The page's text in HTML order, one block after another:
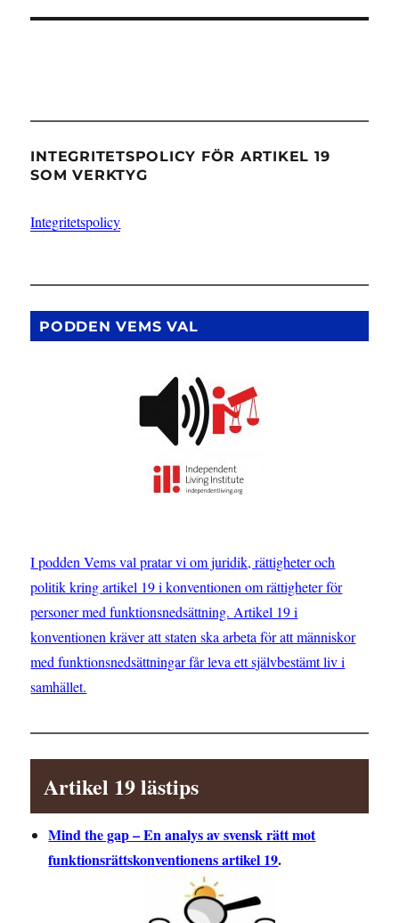
INTEGRITETSPOLICY FÖR ARTIKEL 19
SOM VERKTYG
Integritetspolicy
PODDEN VEMS VAL
I podden Vems val pratar vi om juridik, rättigheter och
politik kring artikel 19 i konventionen om rättigheter för
personer med funktionsnedsättning. Artikel 19 i
konventionen kräver att staten ska arbeta för att människor
med funktionsnedsättningar får leva ett självbestämt liv i
samhället.
Artikel 19 lästips
Mind the gap – En analys av svensk rätt mot
funktionsrättskonventionens artikel 19.